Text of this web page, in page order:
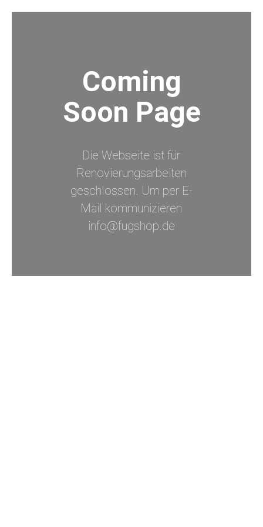
Coming
Soon Page
Die Webseite ist für
Renovierungsarbeiten
geschlossen. Um per E-
Mail kommunizieren
info@fugshop.de